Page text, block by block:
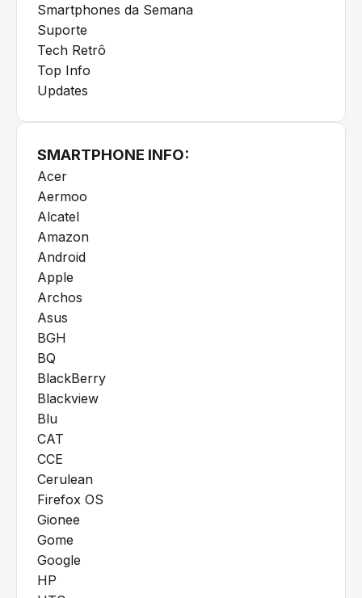
Smartphones da Semana
Suporte
Tech Retrô
Top Info
Updates
SMARTPHONE INFO:
Acer
Aermoo
Alcatel
Amazon
Android
Apple
Archos
Asus
BGH
BQ
BlackBerry
Blackview
Blu
CAT
CCE
Cerulean
Firefox OS
Gionee
Gome
Google
HP